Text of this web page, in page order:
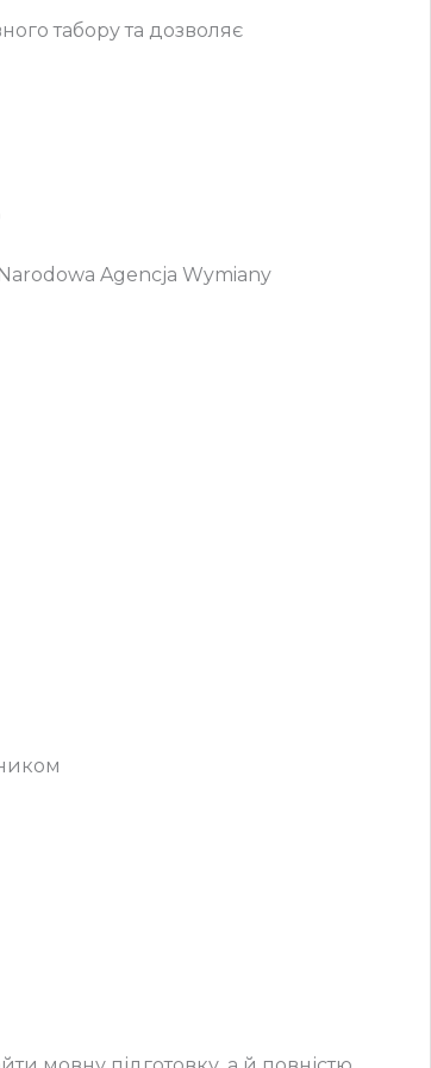
табору та дозволяє
Agencja Wymiany